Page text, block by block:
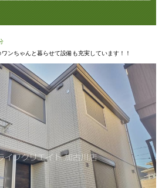
ンちゃんと暮らせて設備も充実しています！！